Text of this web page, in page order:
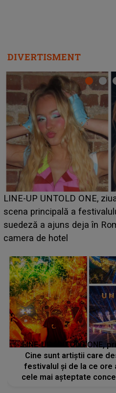
DIVERTISMENT
Ce a dezvăluit noua
luat prin surprindere pe
BĂIATUL VIZAT de
faptului împlinit, A
LINE-UP UNTOLD ONE,
Cine sunt artiștii care
festivalul și de la ce ore
cele mai așteptate